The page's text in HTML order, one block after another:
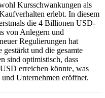
Kursschwankungen als
erlebt. In diesem
die 4 Billionen USD-
von Anlegern und
Regulierungen hat
und die gesamte
sind optimistisch, dass
erreichen könnte, was
Unternehmen eröffnet.